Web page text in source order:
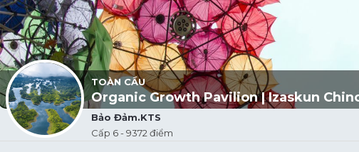
Bảo Đảm.KTS
Cấp 6 - 9372 điểm
TOÀN CẦU
Organic Growth Pavilion | Izaskun